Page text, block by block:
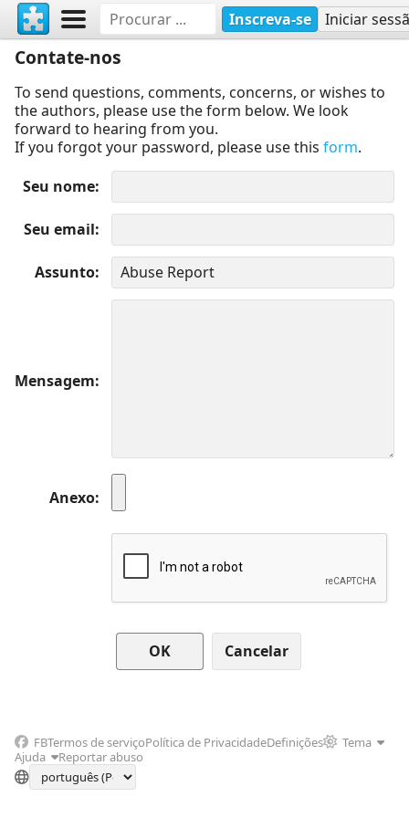
Inscreva-se Iniciar
Contate-nos
To send questions, comments, concerns, or wishes to
the authors, please use the form below. We look
forward to hearing from you.
If you forgot your password, please use this form.
Seu nome
Seu email
Assunto
Mensagem
Anexo
Cancelar
FBTermos de serviçoPolítica de PrivacidadeDefinições
Tema
Ajuda
Reportar abuso